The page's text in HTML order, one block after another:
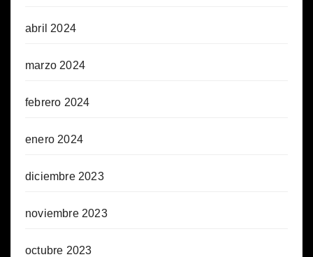
abril 2024
marzo 2024
febrero 2024
enero 2024
diciembre 2023
noviembre 2023
octubre 2023